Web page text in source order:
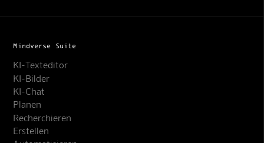
Mindverse Suite
KI-Texteditor
KI-Bilder
KI-Chat
Planen
Recherchieren
Erstellen